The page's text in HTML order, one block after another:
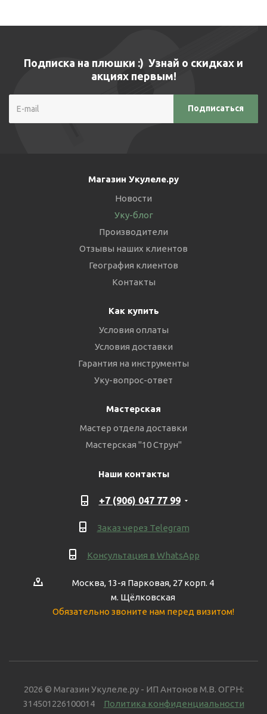
Подписка на плюшки :) Узнай о скидках и
акциях первым!
Магазин Укулеле.ру
Новости
Уку-блог
Производители
Отзывы наших клиентов
География клиентов
Контакты
Как купить
Условия оплаты
Условия доставки
Гарантия на инструменты
Уку-вопрос-ответ
Мастерская
Мастер отдела доставки
Мастерская "10 Струн"
Наши контакты
+7 (906) 047 77 99
Заказ через Telegram
Консультация в WhatsApp
Москва, 13-я Парковая, 27 корп. 4
м. Щёлковская
Обязательно звоните нам перед визитом!
2026 © Магазин Укулеле.ру - ИП Антонов М.В. ОГРН:
314501226100014 Политика конфиденциальности